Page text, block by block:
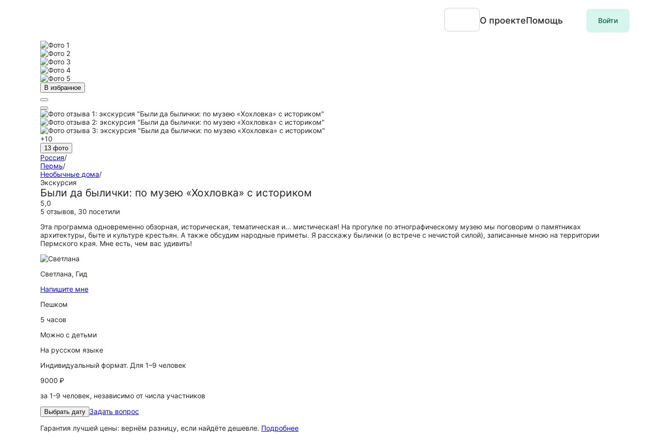
О проектеПомощь Войти
В избранное
+10
13 фото
Россия/
Пермь/
Необычные дома/
Экскурсия
Были да былички: по музею «Хохловка» с историком
5,0
5 отзывов, 30 посетили
Эта программа одновременно обзорная, историческая, тематическая и... мистическая! На прогулке по этнографическому музею мы поговорим о памятниках
архитектуры, быте и культуре крестьян. А также обсудим народные приметы. Я расскажу былички (о встрече с нечистой силой), записанные мною на территории
Пермского края. Мне есть, чем вас удивить!
Светлана, Гид
Напишите мне
Пешком
5 часов
Можно с детьми
На русском языке
Индивидуальный формат. Для 1–9 человек
9000 ₽
за 1-9 человек, независимо от числа участников
Выбрать дату Задать вопрос
Гарантия лучшей цены: вернём разницу, если найдёте дешевле. Подробнее